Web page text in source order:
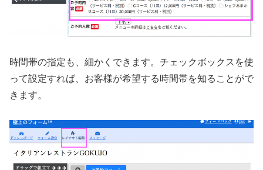
時間帯の指定も、細かくできます。チェックボックスを使
って設定すれば、お客様が希望する時間帯を知ることがで
きます。